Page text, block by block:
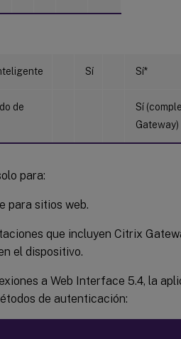
Sí Sí*
de
Sí
Gateway)
para:
para sitios web.
que incluyen Citrix
el dispositivo.
a Web Interface 5.4, la
de autenticación: